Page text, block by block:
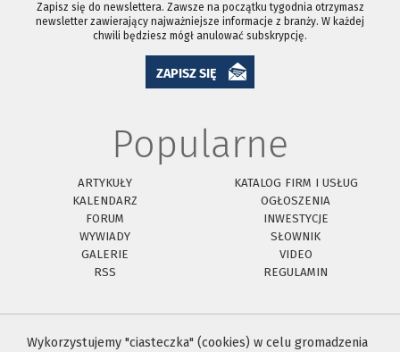
Zapisz się do newslettera. Zawsze na początku tygodnia otrzymasz
newsletter zawierający najważniejsze informacje z branży. W każdej
chwili będziesz mógł anulować subskrypcję.
ZAPISZ SIĘ
Popularne
ARTYKUŁY
KATALOG FIRM I USŁUG
KALENDARZ
OGŁOSZENIA
FORUM
INWESTYCJE
WYWIADY
SŁOWNIK
GALERIE
VIDEO
RSS
REGULAMIN
Wykorzystujemy "ciasteczka" (cookies) w celu gromadzenia